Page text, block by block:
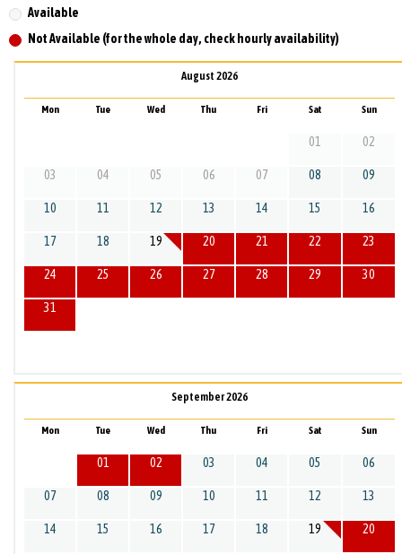
Available
Not Available (for the whole day, check hourly availability)
August 2026
Mon Tue Wed Thu Fri Sat Sun
01 02
03 04 05 06 07 08 09
10 11 12 13 14 15 16
17 18 19 20 21 22 23
24 25 26 27 28 29 30
31
September 2026
Mon Tue Wed Thu Fri Sat Sun
01 02 03 04 05 06
07 08 09 10 11 12 13
14 15 16 17 18 19 20